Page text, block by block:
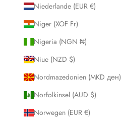
Niederlande (EUR €)
Niger (XOF Fr)
Nigeria (NGN ₦)
Niue (NZD $)
Nordmazedonien (MKD ден)
Norfolkinsel (AUD $)
Norwegen (EUR €)